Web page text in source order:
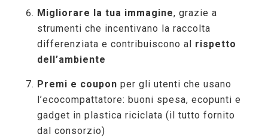
Migliorare la tua immagine, grazie a
strumenti che incentivano la raccolta
differenziata e contribuiscono al rispetto
dell’ambiente
Premi e coupon per gli utenti che usano
l’ecocompattatore: buoni spesa, ecopunti e
gadget in plastica riciclata (il tutto fornito
dal consorzio)